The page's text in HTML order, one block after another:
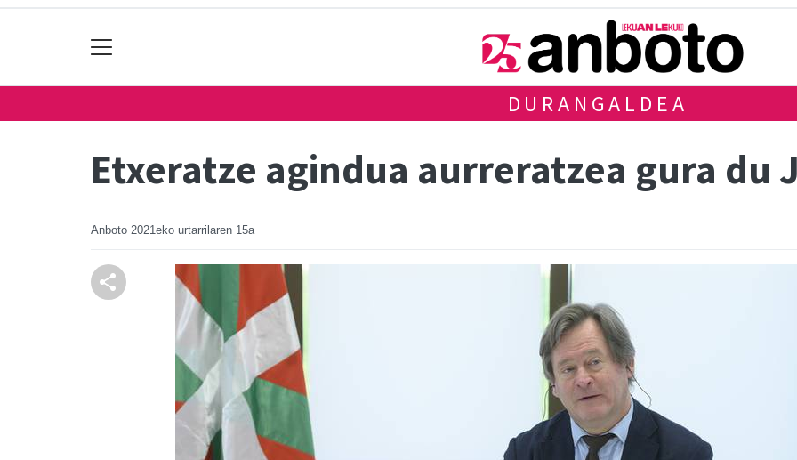
DURANGALDEA
Etxeratze agindua aurreratzea gura du
Anboto 2021eko urtarrilaren 15a